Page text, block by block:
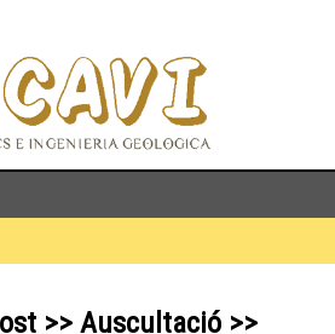
>> Auscultació >>